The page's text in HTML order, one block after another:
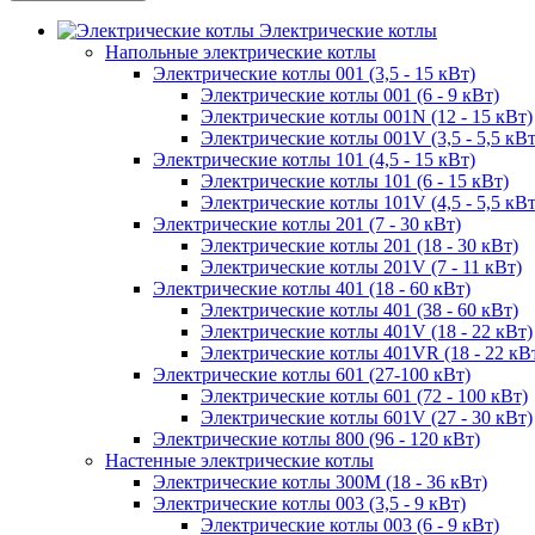
Электрические котлы
Напольные электрические котлы
Электрические котлы 001 (3,5 - 15 кВт)
Электрические котлы 001 (6 - 9 кВт)
Электрические котлы 001N (12 - 15 кВт)
Электрические котлы 001V (3,5 - 5,5
Электрические котлы 101 (4,5 - 15 кВт)
Электрические котлы 101 (6 - 15 кВт)
Электрические котлы 101V (4,5 - 5,5
Электрические котлы 201 (7 - 30 кВт)
Электрические котлы 201 (18 - 30 кВт)
Электрические котлы 201V (7 - 11 кВт)
Электрические котлы 401 (18 - 60 кВт)
Электрические котлы 401 (38 - 60 кВт)
Электрические котлы 401V (18 - 22 кВт)
Электрические котлы 401VR (18 - 22
Электрические котлы 601 (27-100 кВт)
Электрические котлы 601 (72 - 100 кВт)
Электрические котлы 601V (27 - 30 кВт)
Электрические котлы 800 (96 - 120 кВт)
Настенные электрические котлы
Электрические котлы 300M (18 - 36 кВт)
Электрические котлы 003 (3,5 - 9 кВт)
Электрические котлы 003 (6 - 9 кВт)